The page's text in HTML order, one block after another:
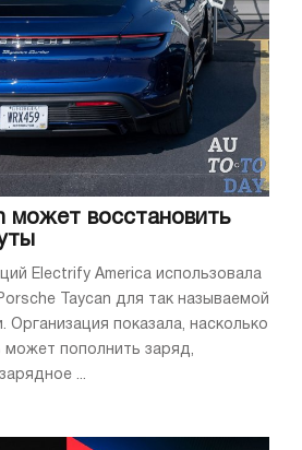
может восстановить
Electrify America использовала
Taycan для так называемой
Организация показала, насколько
пополнить заряд,
...